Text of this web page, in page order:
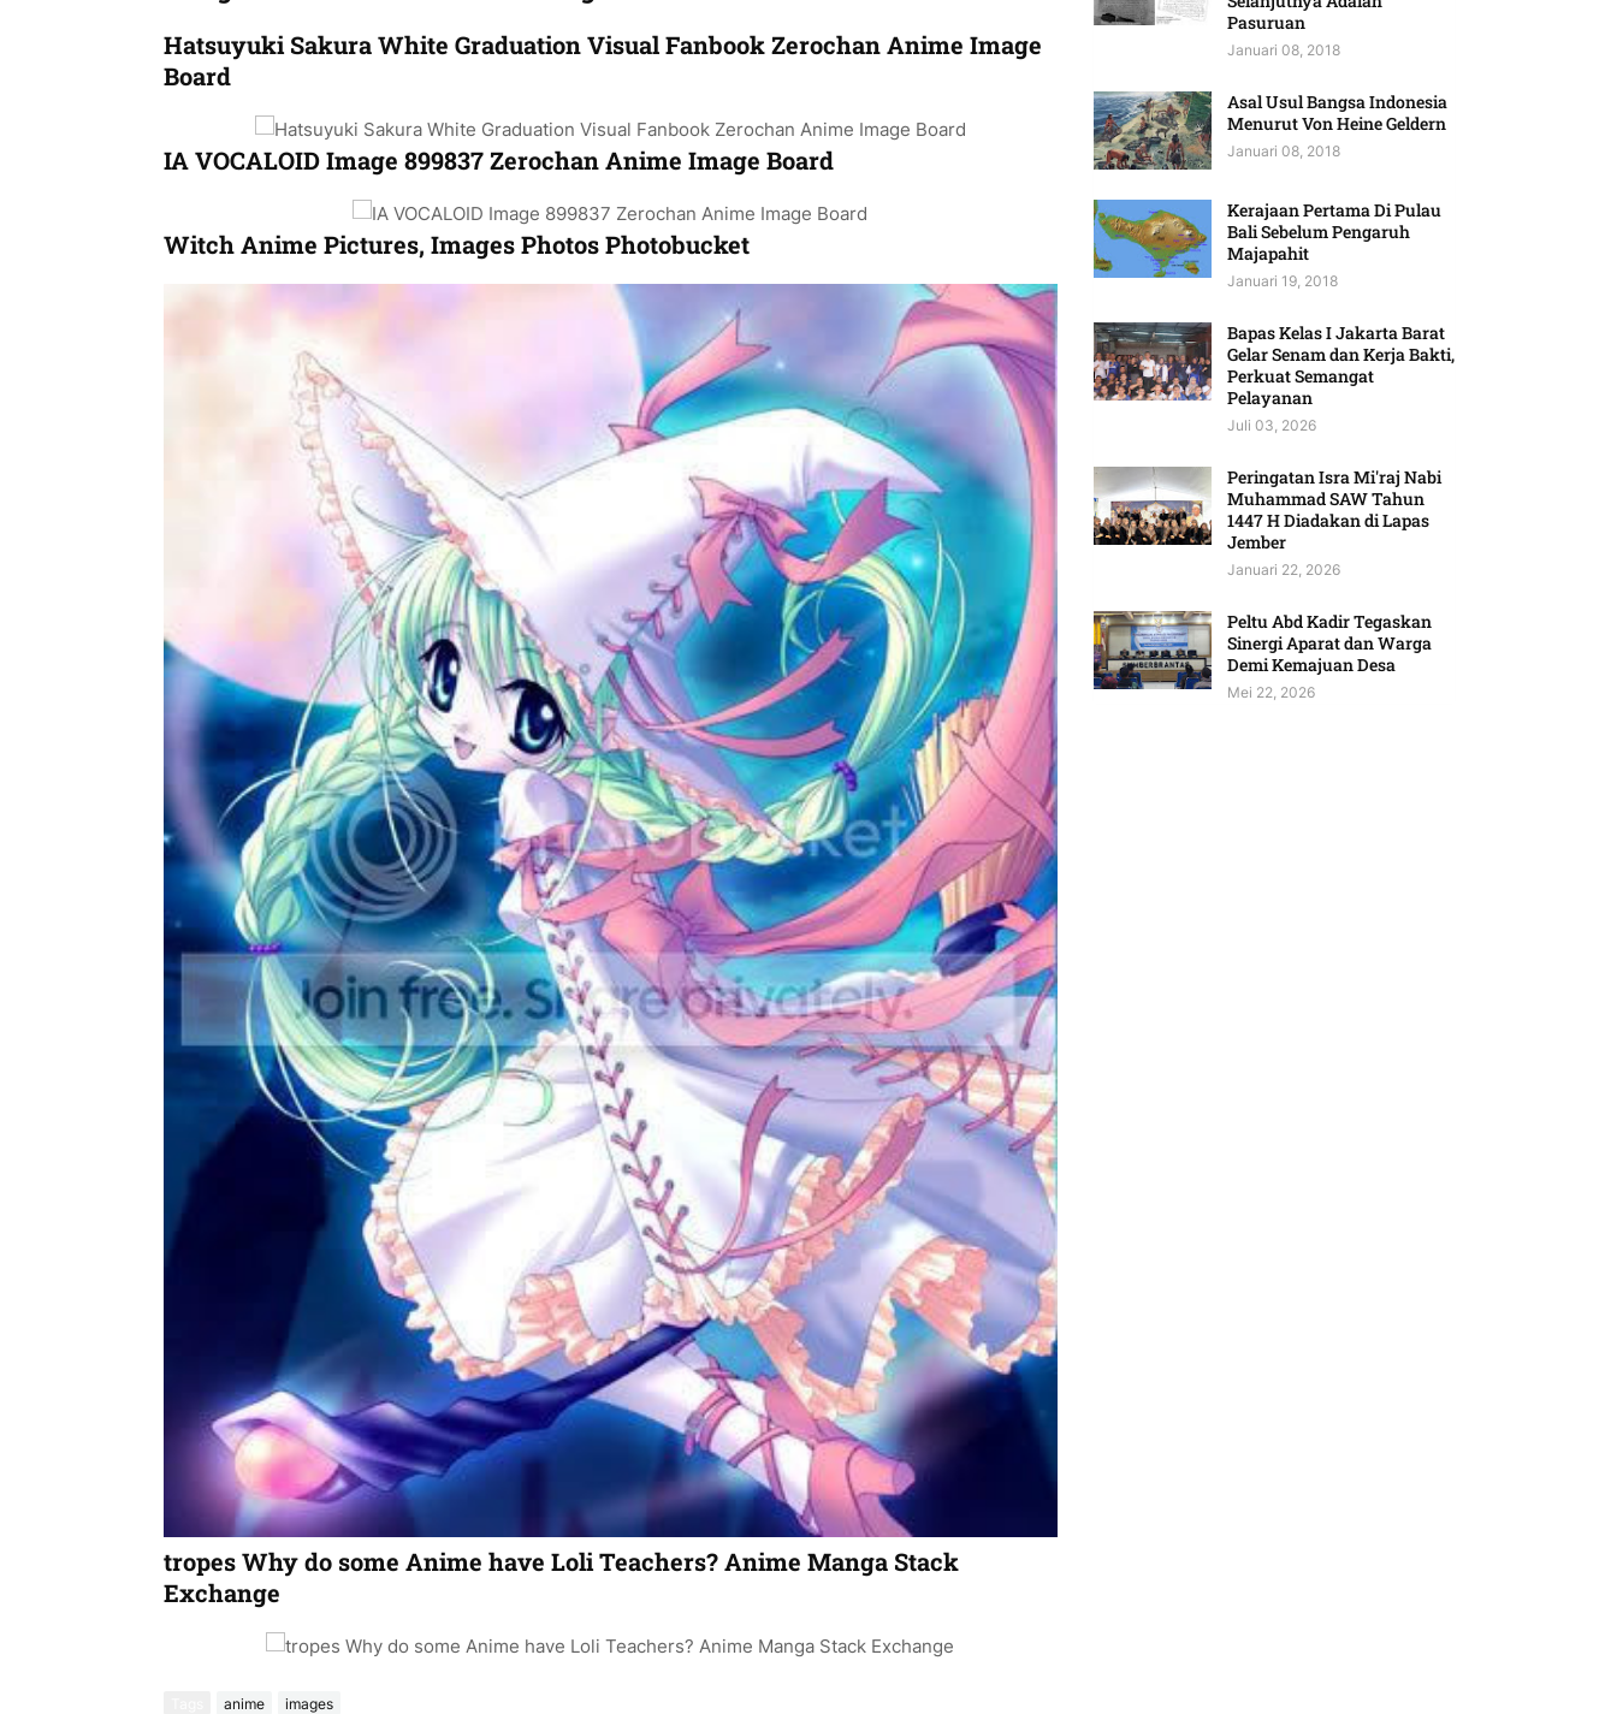
Hatsuyuki Sakura White Graduation Visual Fanbook Zerochan Anime Image
Board
IA VOCALOID Image 899837 Zerochan Anime Image Board
Witch Anime Pictures, Images Photos Photobucket
tropes Why do some Anime have Loli Teachers? Anime Manga Stack
Exchange
anime images
Pasuruan
Januari 08, 2018
Asal Usul Bangsa Indonesia
Menurut Von Heine Geldern
Januari 08, 2018
Kerajaan Pertama Di Pulau
Bali Sebelum Pengaruh
Majapahit
Januari 19, 2018
Bapas Kelas I Jakarta Barat
Gelar Senam dan Kerja Bakti,
Perkuat Semangat
Pelayanan
Juli 03, 2026
Peringatan Isra Mi'raj Nabi
Muhammad SAW Tahun
1447 H Diadakan di Lapas
Jember
Januari 22, 2026
Peltu Abd Kadir Tegaskan
Sinergi Aparat dan Warga
Demi Kemajuan Desa
Mei 22, 2026